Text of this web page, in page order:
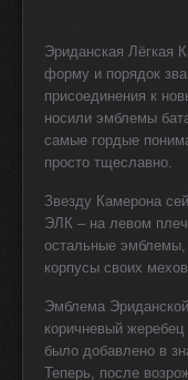
Эриданская Лёгкая
форму и порядок
присоединения к
носили эмблемы
самые гордые
просто тщеславно.
Звезду Камерона
ЭЛК – на левом
остальные эмблемы,
корпусы своих
Эмблема
коричневый
было добавлено в
Теперь, после